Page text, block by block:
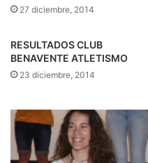
27 diciembre, 2014
RESULTADOS CLUB
BENAVENTE ATLETISMO
23 diciembre, 2014